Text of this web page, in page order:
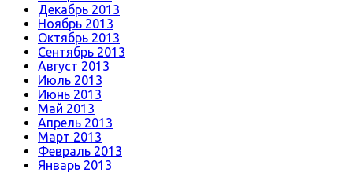
Декабрь 2013
Ноябрь 2013
Октябрь 2013
Сентябрь 2013
Август 2013
Июль 2013
Июнь 2013
Май 2013
Апрель 2013
Март 2013
Февраль 2013
Январь 2013